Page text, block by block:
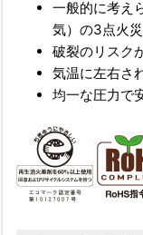
一般的に考え
気）の3点火
破裂のリスク
気温に左右さ
均一な圧力で